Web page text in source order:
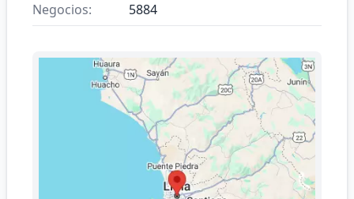
Negocios: 5884